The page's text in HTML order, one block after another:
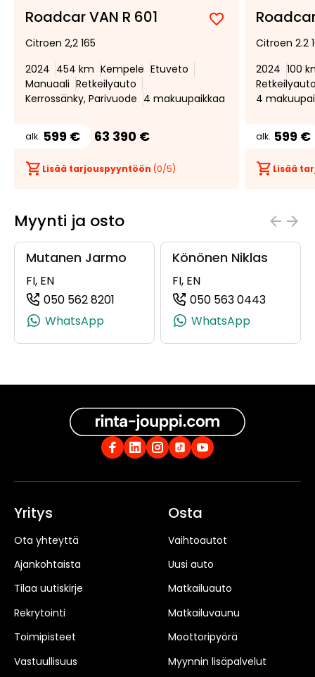
Roadcar VAN R 601
Lisää
suosikiksi
Poista
suosikeista
Citroen 2,2 165
2024 454 km Kempele Etuveto
Manuaali Retkeilyauto
Kerrossänky, Parivuode 4 makuupaikkaa
alk. 599 € 63 390 €
Lisää tarjouspyyntöön (0/5)
Citroen 2.2
2024 100
4
alk. 599 €
Lisää
Myynti ja osto
Mutanen Jarmo
FI, EN
050 562 8201
(+358505628201, 0505628201, +358
WhatsApp
Könönen Niklas
FI, EN
050 563 0443
WhatsApp
Yritys
Ota yhteyttä
Ajankohtaista
Tilaa uutiskirje
Rekrytointi
Toimipisteet
Vastuullisuus
Osta
Vaihtoautot
Uusi auto
Matkailuauto
Matkailuvaunu
Moottoripyörä
Myynnin lisäpalvelut